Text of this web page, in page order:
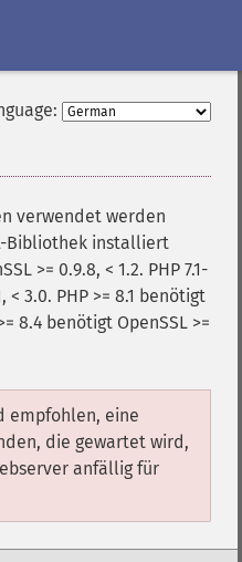
verwendet werden
-Bibliothek installiert
>= 0.9.8, < 1.2. PHP 7.1-
< 3.0. PHP >= 8.1 benötigt
8.4 benötigt OpenSSL >=
empfohlen, eine
die gewartet wird,
anfällig für